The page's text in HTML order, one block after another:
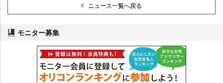
ニュース一覧へ戻る
モニター募集